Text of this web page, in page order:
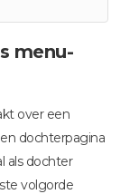
menu-
over een
dochterpagina
als dochter
volgorde